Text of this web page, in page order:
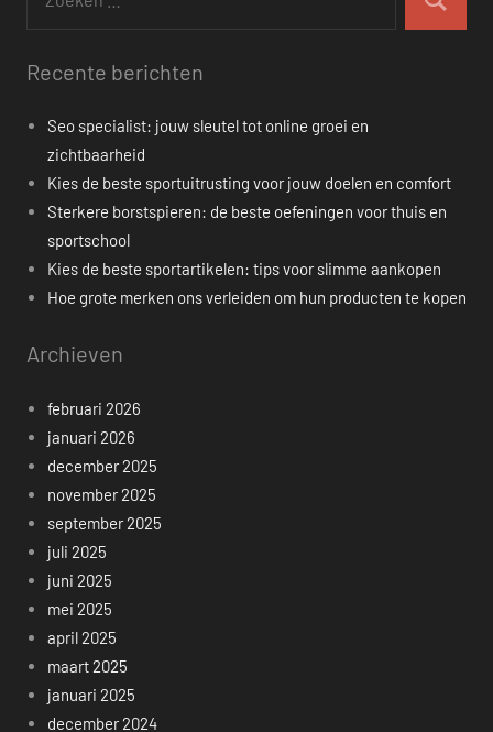
naar:
Zoeken
Recente berichten
Seo specialist: jouw sleutel tot online groei en
zichtbaarheid
Kies de beste sportuitrusting voor jouw doelen en comfort
Sterkere borstspieren: de beste oefeningen voor thuis en
sportschool
Kies de beste sportartikelen: tips voor slimme aankopen
Hoe grote merken ons verleiden om hun producten te kopen
Archieven
februari 2026
januari 2026
december 2025
november 2025
september 2025
juli 2025
juni 2025
mei 2025
april 2025
maart 2025
januari 2025
december 2024